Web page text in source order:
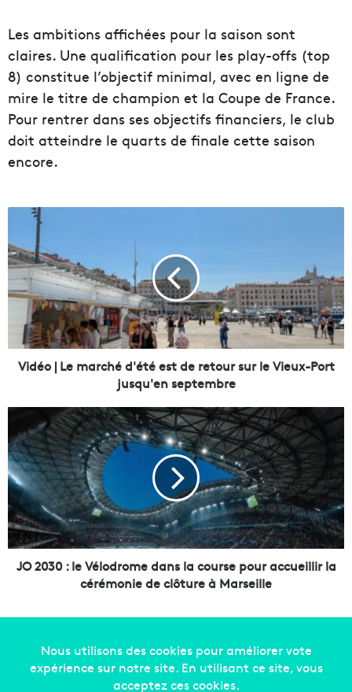
Les ambitions affichées pour la saison sont
claires. Une qualification pour les play-offs (top
8) constitue l’objectif minimal, avec en ligne de
mire le titre de champion et la Coupe de France.
Pour rentrer dans ses objectifs financiers, le club
doit atteindre le quarts de finale cette saison
encore.
d
é
o
|
m
h
d
'
é
é
e
s
Vidéo | Le marché d'été est de retour sur le Vieux-Port
jusqu'en septembre
J
O
2
0
3
0
:
l
e
o
JO 2030 : le Vélodrome dans la course pour accueillir la
cérémonie de clôture à Marseille
Copyright © 2014-2022Made in Marseille